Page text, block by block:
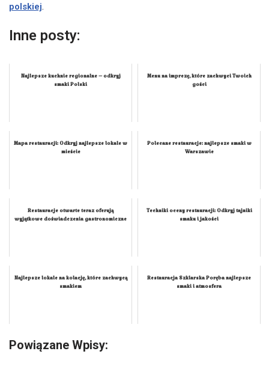
polskiej.
Inne posty:
Najlepsze kuchnie regionalne – odkryj
smaki Polski
Menu na imprezę, które zachwyci Twoich
gości
Mapa restauracji: Odkryj najlepsze lokale w
mieście
Polecane restauracje: najlepsze smaki w
Warszawie
Restauracje otwarte teraz oferują
wyjątkowe doświadczenia gastronomiczne
Techniki oceny restauracji: Odkryj tajniki
smaku i jakości
Najlepsze lokale na kolację, które zachwycą
smakiem
Restauracja Szklarska Poręba najlepsze
smaki i atmosfera
Powiązane Wpisy: